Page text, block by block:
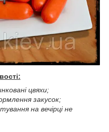
цвяхи;
закусок;
на вечірці не